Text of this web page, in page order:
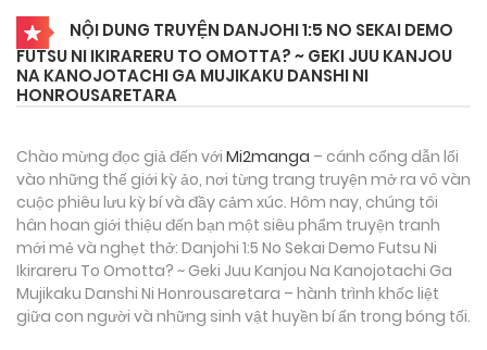
NỘI DUNG TRUYỆN DANJOHI 1:5 NO SEKAI DEMO
FUTSU NI IKIRARERU TO OMOTTA? ~ GEKI JUU KANJOU
NA KANOJOTACHI GA MUJIKAKU DANSHI NI
HONROUSARETARA
Chào mừng đọc giả đến với Mi2manga – cánh cổng dẫn lối
vào những thế giới kỳ ảo, nơi từng trang truyện mở ra vô vàn
cuộc phiêu lưu kỳ bí và đầy cảm xúc. Hôm nay, chúng tôi
hân hoan giới thiệu đến bạn một siêu phẩm truyện tranh
mới mẻ và nghẹt thở: Danjohi 1:5 No Sekai Demo Futsu Ni
Ikirareru To Omotta? ~ Geki Juu Kanjou Na Kanojotachi Ga
Mujikaku Danshi Ni Honrousaretara – hành trình khốc liệt
giữa con người và những sinh vật huyền bí ẩn trong bóng tối.